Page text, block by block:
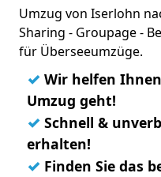
Umzug von Iserlohn
Sharing - Groupage -
für Überseeumzüge.
✓ Wir helfen
Umzug geht!
✓ Schnell &
erhalten!
✓ Finden Sie das